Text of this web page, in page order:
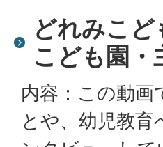
どれみこ
こども園・
内容：この動
とや、幼児教